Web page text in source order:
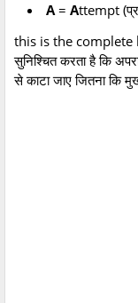
A= Attempt
this is the complete
सुनिश्चित करता है कि
से काटा जाए जितना कि